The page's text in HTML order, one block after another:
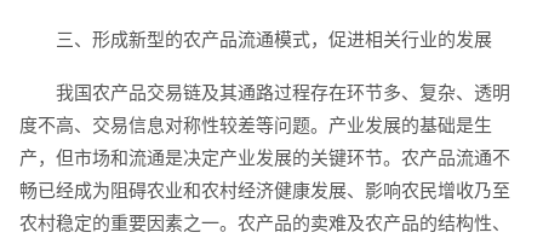
三、形成新型的农产品流通模式，促进相关行业的发展
我国农产品交易链及其通路过程存在环节多、复杂、透明
度不高、交易信息对称性较差等问题。产业发展的基础是生
产，但市场和流通是决定产业发展的关键环节。农产品流通不
畅已经成为阻碍农业和农村经济健康发展、影响农民增收乃至
农村稳定的重要因素之一。农产品的卖难及农产品的结构性、